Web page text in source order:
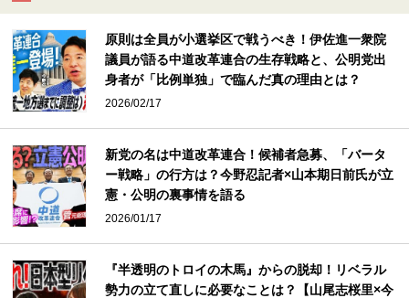
原則は全員が小選挙区で戦うべき！伊佐進一衆院
議員が語る中道改革連合の生存戦略と、公明党出
身者が「比例単独」で臨んだ真の理由とは？
2026/02/17
新党の名は中道改革連合！候補者急募、「バータ
ー戦略」の行方は？今野忍記者×山本期日前氏が立
憲・公明の裏事情を語る
2026/01/17
『半透明のトロイの木馬』からの脱却！リベラル
勢力の立て直しに必要なことは？【山尾志桜里×今